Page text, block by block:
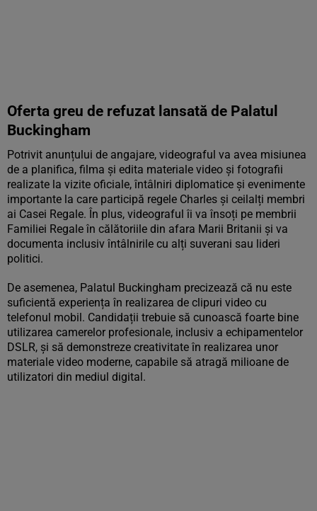
Oferta greu de refuzat lansată de Palatul
Buckingham
Potrivit anunțului de angajare, videograful va avea misiunea
de a planifica, filma și edita materiale video și fotografii
realizate la vizite oficiale, întâlniri diplomatice și evenimente
importante la care participă regele Charles și ceilalți membri
ai Casei Regale. În plus, videograful îi va însoți pe membrii
Familiei Regale în călătoriile din afara Marii Britanii și va
documenta inclusiv întâlnirile cu alți suverani sau lideri
politici.
De asemenea, Palatul Buckingham precizează că nu este
suficientă experiența în realizarea de clipuri video cu
telefonul mobil. Candidații trebuie să cunoască foarte bine
utilizarea camerelor profesionale, inclusiv a echipamentelor
DSLR, și să demonstreze creativitate în realizarea unor
materiale video moderne, capabile să atragă milioane de
utilizatori din mediul digital.